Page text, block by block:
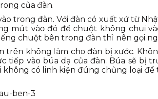
của đàn.
trong đàn. Với đàn có xuất xứ từ
mút vào đó để chuột không chui
chuột bên trong đàn thì nên gọi
trên không làm cho đàn bị xước.
tiếp vào búa dạ của đàn. Búa sẽ bị
có linh kiện đúng chủng loại để